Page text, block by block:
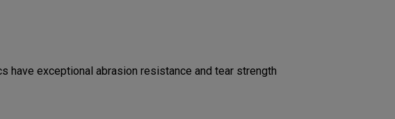
have exceptional abrasion resistance and tear strength